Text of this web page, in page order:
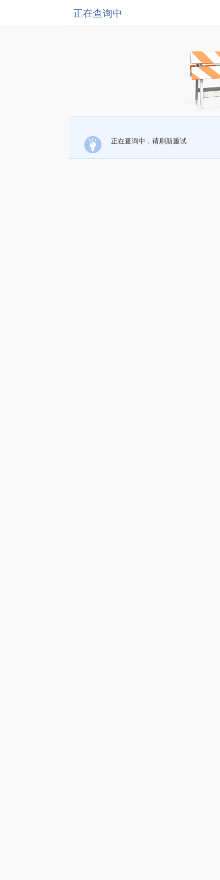
正在查询中
正在查询中，请刷新重试